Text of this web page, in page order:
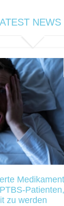
NEWS
zu werden